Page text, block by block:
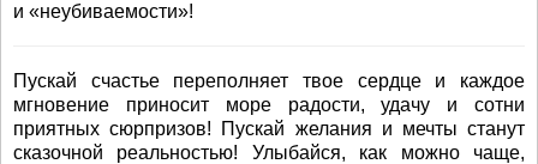
и «неубиваемости»!
Пускай счастье переполняет твое сердце и каждое
мгновение приносит море радости, удачу и сотни
приятных сюрпризов! Пускай желания и мечты станут
сказочной реальностью! Улыбайся, как можно чаще,